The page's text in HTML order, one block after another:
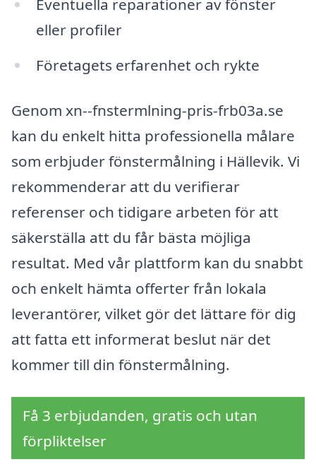
Eventuella reparationer av fönster
eller profiler
Företagets erfarenhet och rykte
Genom xn--fnstermlning-pris-frb03a.se
kan du enkelt hitta professionella målare
som erbjuder fönstermålning i Hällevik. Vi
rekommenderar att du verifierar
referenser och tidigare arbeten för att
säkerställa att du får bästa möjliga
resultat. Med vår plattform kan du snabbt
och enkelt hämta offerter från lokala
leverantörer, vilket gör det lättare för dig
att fatta ett informerat beslut när det
kommer till din fönstermålning.
Få 3 erbjudanden, gratis och utan
förpliktelser